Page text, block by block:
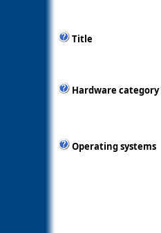
Title
Hardware category
Operating systems